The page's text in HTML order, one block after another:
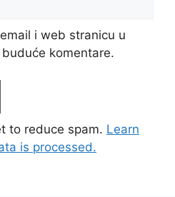
i web stranicu u
komentare.
to reduce spam. Learn
is processed.